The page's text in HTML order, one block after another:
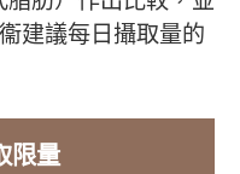
建議每日攝取量的
限量